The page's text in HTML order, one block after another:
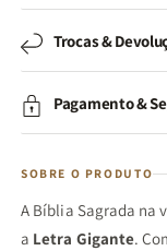
Trocas &
Pagamento &
SOBRE O PRODUTO
A Bíblia Sagrada na
a Letra Gigante.